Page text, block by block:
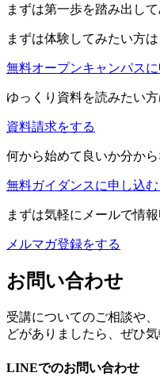
まずは第一歩を踏み出し
まずは体験してみたい方
無料オープンキャンパス
ゆっくり資料を読みたい
資料請求をする
何から始めて良いか分か
無料ガイダンスに申し込む
まずは気軽にメールで情
メルマガ登録をする
お問い合わせ
受講についてのご相談や
どがありましたら、ぜひ
LINEでのお問い合わせ